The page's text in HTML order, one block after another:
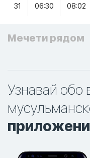
31 06:30 08:02
Мечети рядом
Узнавай обо